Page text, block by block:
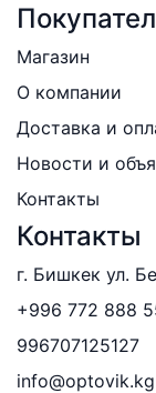
Магазин
О компании
Доставка и
Новости и
Контакты
Контакты
г. Бишкек ул.
+996 772 888
996707125127
info@optovik.kg